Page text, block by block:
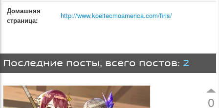
Домашняя
страница:
http://www.koeitecmoamerica.com/firis/
Последние посты, всего постов: 2
0